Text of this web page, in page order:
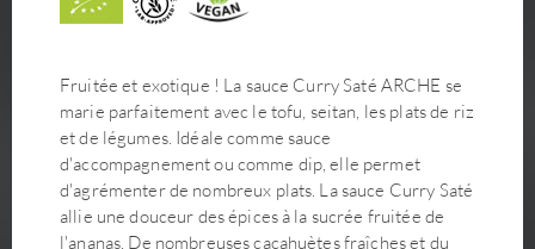
Fruitée et exotique ! La sauce Curry Saté ARCHE se
marie parfaitement avec le tofu, seitan, les plats de riz
et de légumes. Idéale comme sauce
d'accompagnement ou comme dip, elle permet
d'agrémenter de nombreux plats. La sauce Curry Saté
allie une douceur des épices à la sucrée fruitée de
l'ananas. De nombreuses cacahuètes fraîches et du